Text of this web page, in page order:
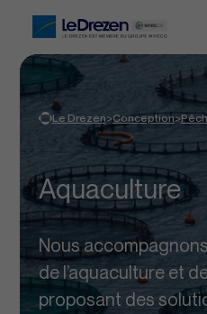
Le Drezen>Conception>
Aquaculture
Nous
de l’aquaculture et
proposant des